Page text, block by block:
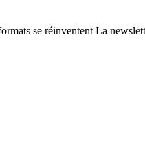
se réinventent La